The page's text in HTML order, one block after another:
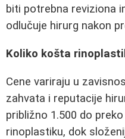
biti potrebna reviziona
odlučuje hirurg nakon
Koliko košta
Cene variraju u
zahvata i reputacije
približno 1.500 do
rinoplastiku, dok